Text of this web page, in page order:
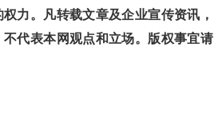
力。凡转载文章及企业宣传资讯，
代表本网观点和立场。版权事宜请